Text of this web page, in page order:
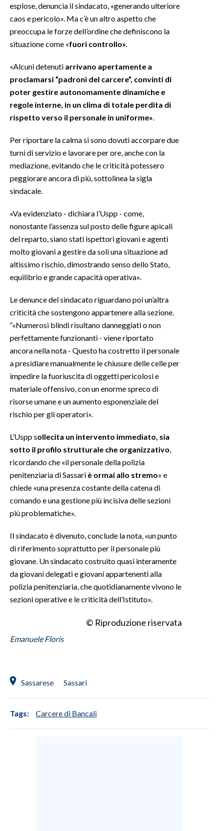
ANNUNCI
NECROLOGI
PUBBLICITÀ
SPIAGGE
STORE
esplose, denuncia il sindacato, «generando ulteriore
caos e pericolo». Ma c’è un altro aspetto che
preoccupa le forze dell’ordine che definiscono la
situazione come «fuori controllo».
«Alcuni detenuti arrivano apertamente a
proclamarsi “padroni del carcere”, convinti di
poter gestire autonomamente dinamiche e
regole interne, in un clima di totale perdita di
rispetto verso il personale in uniforme»
Per riportare la calma si sono dovuti accorpare due
turni di servizio e lavorare per ore, anche con la
mediazione, evitando che le criticità potessero
peggiorare ancora di più, sottolinea la sigla
sindacale.
«Va evidenziato - dichiara l’Uspp - come,
nonostante l’assenza sul posto delle figure apicali
del reparto, siano stati ispettori giovani e agenti
molto giovani a gestire da soli una situazione ad
altissimo rischio, dimostrando senso dello Stato,
equilibrio e grande capacità operativa».
Le denunce del sindacato riguardano poi un’altra
criticità che sostengono appartenere alla sezione.
“«Numerosi blindi risultano danneggiati o non
perfettamente funzionanti - viene riportato
ancora nella nota - Questo ha costretto il personale
a presidiare manualmente le chiusure delle celle per
impedire la fuoriuscita di oggetti pericolosi e
materiale offensivo, con un enorme spreco di
risorse umane e un aumento esponenziale del
rischio per gli operatori».
L’Uspp sollecita un intervento immediato, sia
sotto il profilo strutturale che organizzativo
ricordando che «il personale della polizia
penitenziaria di Sassari è ormai allo stremo» e
chiede «una presenza costante della catena di
comando e una gestione più incisiva delle sezioni
più problematiche».
Il sindacato è divenuto, conclude la nota, «un punto
di riferimento soprattutto per il personale più
giovane. Un sindacato costruito quasi interamente
da giovani delegati e giovani appartenenti alla
polizia penitenziaria, che quotidianamente vivono le
sezioni operative e le criticità dell’Istituto».
© Riproduzione riservata
Emanuele Floris
Sassarese Sassari
Tags: Carcere di Bancali